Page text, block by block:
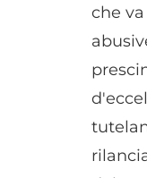
che